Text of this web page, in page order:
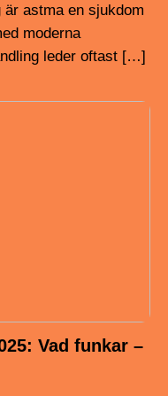
astma en sjukdom
moderna
leder oftast […]
Vad funkar –